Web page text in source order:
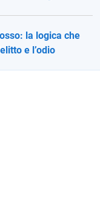
la logica che
e l’odio